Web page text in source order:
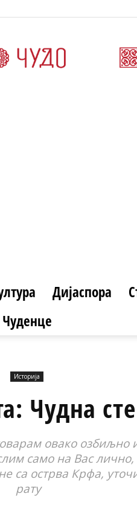
Дијаспора
Чуденце
Историја
Чудна
овако озбиљно
само на Вас
са острва Крфа,
рату